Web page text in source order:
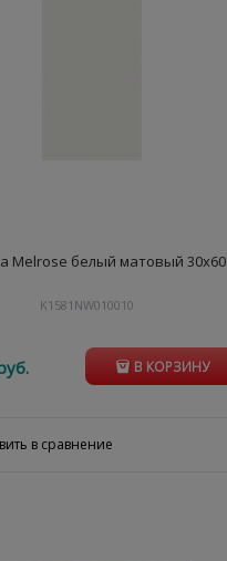
Melrose белый матовый 30х60
K1581NW010010
В КОРЗИНУ
в сравнение